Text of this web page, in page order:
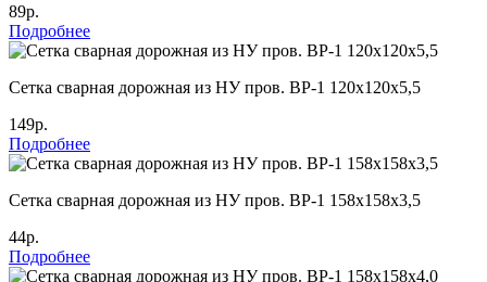
89р.
Подробнее
Cетка сварная дорожная из НУ пров. ВР-1 120х120х5,5
149р.
Подробнее
Cетка сварная дорожная из НУ пров. ВР-1 158х158х3,5
44р.
Подробнее